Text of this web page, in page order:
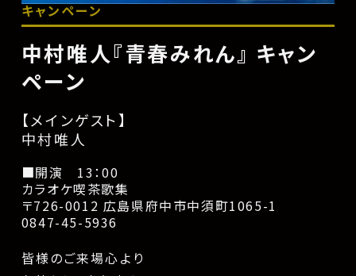
キャンペーン
中村唯人『青春みれん』 キャン
ペーン
【メインゲスト】
中村唯人
■開演 13：00
カラオケ喫茶歌集
〒726-0012 広島県府中市中須町1065-1
0847-45-5936
皆様のご来場心より